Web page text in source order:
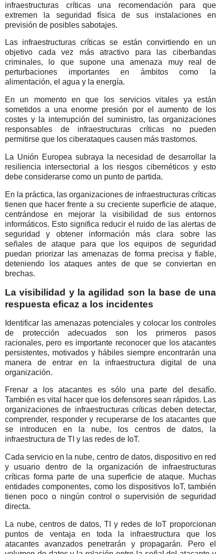
infraestructuras críticas una recomendación para que
extremen la seguridad física de sus instalaciones en
previsión de posibles sabotajes.
Las infraestructuras críticas se están convirtiendo en un
objetivo cada vez más atractivo para las ciberbandas
criminales, lo que supone una amenaza muy real de
perturbaciones importantes en ámbitos como la
alimentación, el agua y la energía.
En un momento en que los servicios vitales ya están
sometidos a una enorme presión por el aumento de los
costes y la interrupción del suministro, las organizaciones
responsables de infraestructuras críticas no pueden
permitirse que los ciberataques causen más trastornos.
La Unión Europea subraya la necesidad de desarrollar la
resiliencia intersectorial a los riesgos cibernéticos y esto
debe considerarse como un punto de partida.
En la práctica, las organizaciones de infraestructuras críticas
tienen que hacer frente a su creciente superficie de ataque,
centrándose en mejorar la visibilidad de sus entornos
informáticos. Esto significa reducir el ruido de las alertas de
seguridad y obtener información más clara sobre las
señales de ataque para que los equipos de seguridad
puedan priorizar las amenazas de forma precisa y fiable,
deteniendo los ataques antes de que se conviertan en
brechas.
La visibilidad y la agilidad son la base de una
respuesta eficaz a los incidentes
Identificar las amenazas potenciales y colocar los controles
de protección adecuados son los primeros pasos
racionales, pero es importante reconocer que los atacantes
persistentes, motivados y hábiles siempre encontrarán una
manera de entrar en la infraestructura digital de una
organización.
Frenar a los atacantes es sólo una parte del desafío.
También es vital hacer que los defensores sean rápidos. Las
organizaciones de infraestructuras críticas deben detectar,
comprender, responder y recuperarse de los atacantes que
se introducen en la nube, los centros de datos, la
infraestructura de TI y las redes de IoT.
Cada servicio en la nube, centro de datos, dispositivo en red
y usuario dentro de la organización de infraestructuras
críticas forma parte de una superficie de ataque. Muchas
entidades componentes, como los dispositivos IoT, también
tienen poco o ningún control o supervisión de seguridad
directa.
La nube, centros de datos, TI y redes de IoT proporcionan
puntos de ventaja en toda la infraestructura que los
atacantes avanzados penetrarán y propagarán. Pero el